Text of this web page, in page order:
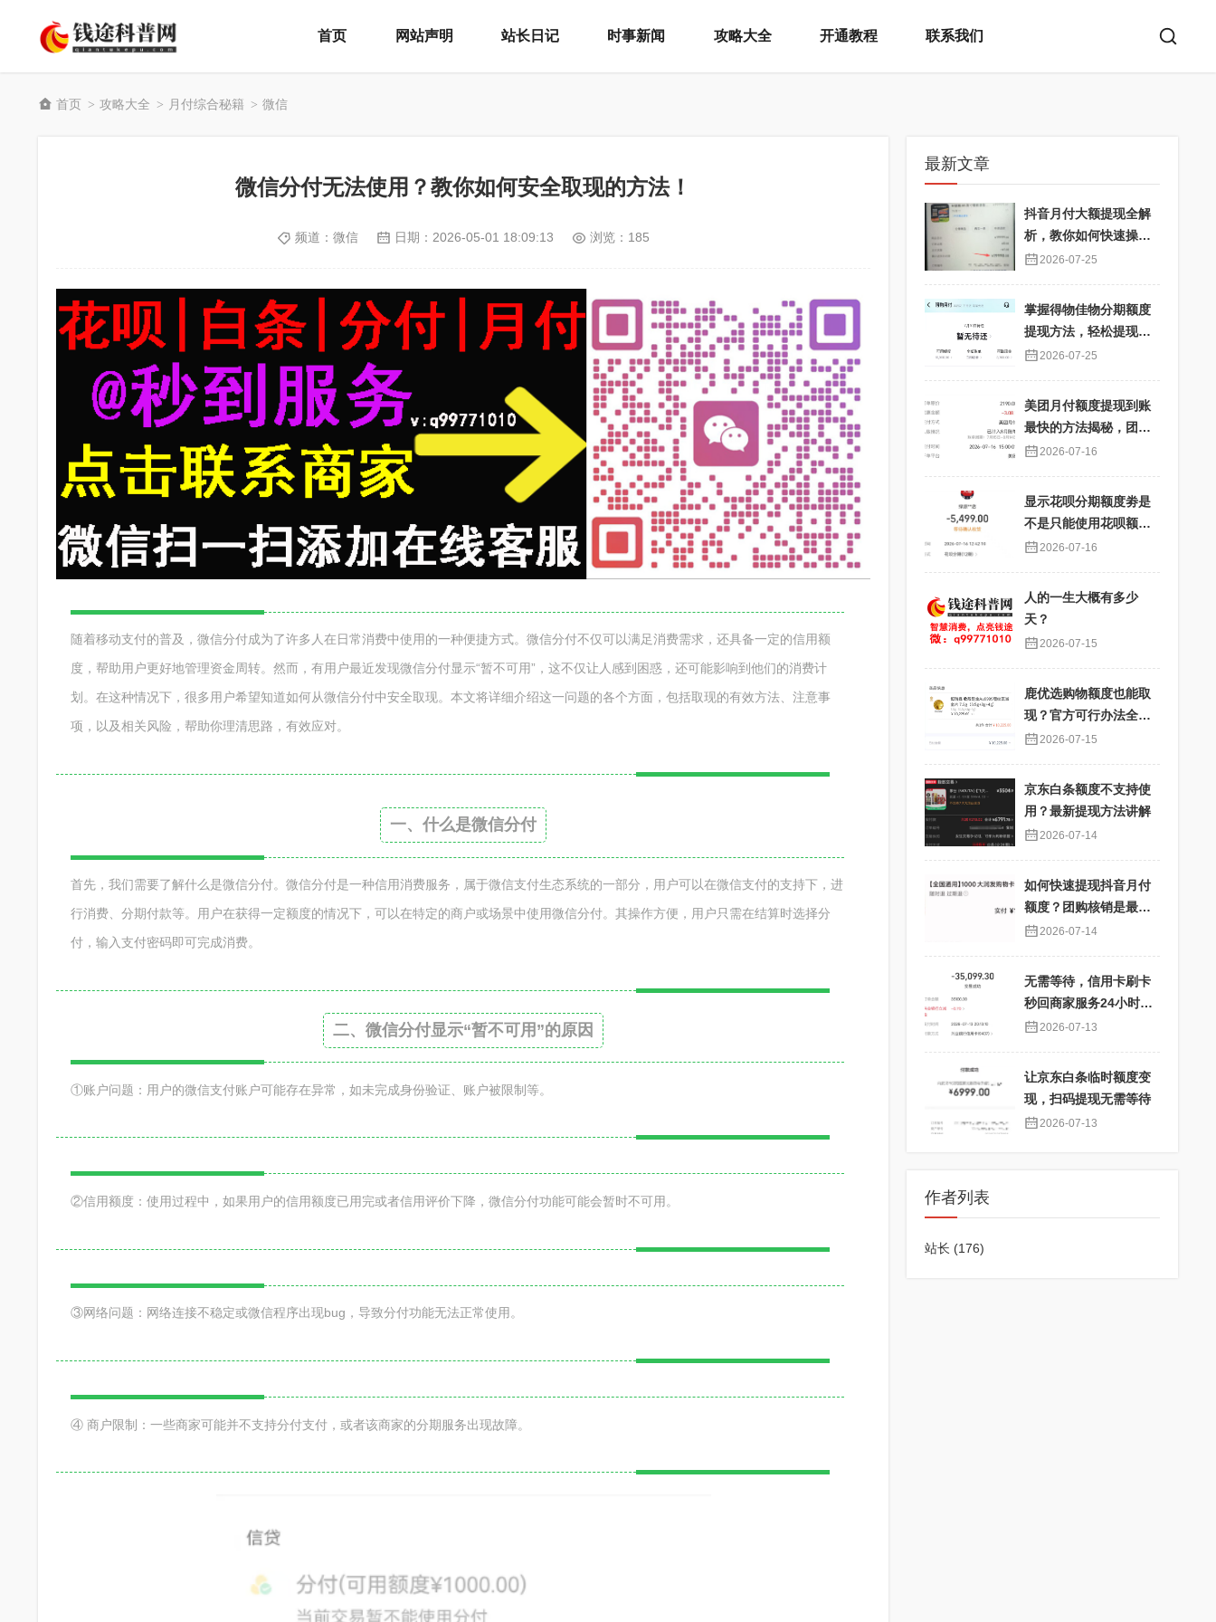
首页 网站声明 站长日记 时事新闻 攻略大全 开通教程 联系我们
首页 > 攻略大全 > 月付综合秘籍 > 微信
微信分付无法使用？教你如何安全取现的方法！
频道： 微信 日期： 2026-05-01 18:09:13 浏览：185
随着移动支付的普及，微信分付成为了许多人在日常消费中使用的一种便捷方式。微信分付不仅可以满足消费需求，还具备一定的信用额
度，帮助用户更好地管理资金周转。然而，有用户最近发现微信分付显示“暂不可用”，这不仅让人感到困惑，还可能影响到他们的消费计
划。在这种情况下，很多用户希望知道如何从微信分付中安全取现。本文将详细介绍这一问题的各个方面，包括取现的有效方法、注意事
项，以及相关风险，帮助你理清思路，有效应对。
一、什么是微信分付
首先，我们需要了解什么是微信分付。微信分付是一种信用消费服务，属于微信支付生态系统的一部分，用户可以在微信支付的支持下，进
行消费、分期付款等。用户在获得一定额度的情况下，可以在特定的商户或场景中使用微信分付。其操作方便，用户只需在结算时选择分
付，输入支付密码即可完成消费。
二、微信分付显示“暂不可用”的原因
①账户问题：用户的微信支付账户可能存在异常，如未完成身份验证、账户被限制等。
②信用额度：使用过程中，如果用户的信用额度已用完或者信用评价下降，微信分付功能可能会暂时不可用。
③网络问题：网络连接不稳定或微信程序出现bug，导致分付功能无法正常使用。
④ 商户限制：一些商家可能并不支持分付支付，或者该商家的分期服务出现故障。
最新文章
抖音月付大额提现全解
析，教你如何快速操
作！2026-07-25
掌握得物佳物分期额度
提现方法，轻松提现秒
到不再难
2026-07-25
美团月付额度提现到账
最快的方法揭秘，团购
核销提现秒到账
2026-07-16
显示花呗分期额度劵是
不是只能使用花呗额度
分期才能使用？提现过
2026-07-16
人的一生大概有多少
天？
2026-07-15
鹿优选购物额度也能取
现？官方可行办法全解
析 2026-07-15
京东白条额度不支持使
用？最新提现方法讲解
2026-07-14
如何快速提现抖音月付
额度？团购核销是最佳
选择！
2026-07-14
无需等待，信用卡刷卡
秒回商家服务24小时在
线 2026-07-13
让京东白条临时额度变
现，扫码提现无需等待
2026-07-13
作者列表
站长 (176)